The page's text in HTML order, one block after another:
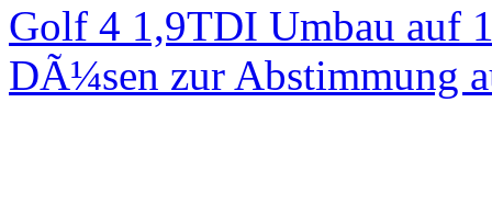
Golf 4 1,9TDI Umbau auf
DÃ¼sen zur Abstimmung